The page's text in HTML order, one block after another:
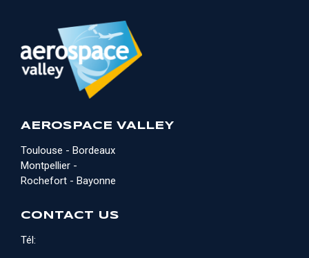
AEROSPACE VALLEY
Toulouse - Bordeaux
Montpellier -
Rochefort - Bayonne
CONTACT US
Tél: